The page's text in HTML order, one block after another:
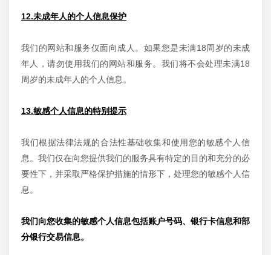
12.未成年人的个人信息保护
我们的网站和服务仅面向成人。如果您是未满18周岁的未成
年人，请勿使用我们的网站和服务。我们将不会处理未满18
周岁的未成年人的个人信息。
13.敏感个人信息的特别提示
我们根据法律法规的合法性基础收集和使用您的敏感个人信
息。我们仅在向您提供我们的服务具有特定的目的和充分的必
要性下，并采取严格保护措施的情形下，处理您的敏感个人信
息。
我们向您收集的敏感个人信息包括账户号码、银行卡信息和部
分银行交易信息。